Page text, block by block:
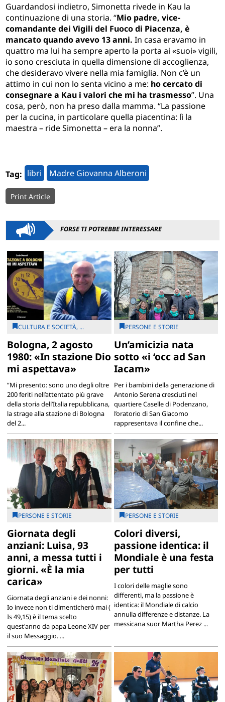
Guardandosi indietro, Simonetta rivede in Kau la
continuazione di una storia. “Mio padre, vice-
comandante dei Vigili del Fuoco di Piacenza, è
mancato quando avevo 13 anni. In casa eravamo in
quattro ma lui ha sempre aperto la porta ai «suoi» vigili,
io sono cresciuta in quella dimensione di accoglienza,
che desideravo vivere nella mia famiglia. Non c’è un
attimo in cui non lo senta vicino a me: ho cercato di
consegnare a Kau i valori che mi ha trasmesso”. Una
cosa, però, non ha preso dalla mamma. “La passione
per la cucina, in particolare quella piacentina: lì la
maestra – ride Simonetta – era la nonna”.
Tag: libri Madre Giovanna Alberoni
Print Article
FORSE TI POTREBBE INTERESSARE
CULTURA E SOCIETÀ, ...
Bologna, 2 agosto
1980: «In stazione Dio
mi aspettava»
“Mi presento: sono uno degli oltre
200 feriti nell’attentato più grave
della storia dell’Italia repubblicana,
la strage alla stazione di Bologna
del 2...
PERSONE E STORIE
Un’amicizia nata
sotto «i ‘occ ad San
Iacam»
Per i bambini della generazione di
Antonio Serena cresciuti nel
quartiere Caselle di Podenzano,
l’oratorio di San Giacomo
rappresentava il confine che...
PERSONE E STORIE
Giornata degli
anziani: Luisa, 93
anni, a messa tutti i
giorni. «È la mia
carica»
Giornata degli anziani e dei nonni:
Io invece non ti dimenticherò mai (
Is 49,15) è il tema scelto
quest'anno da papa Leone XIV per
il suo Messaggio. ...
PERSONE E STORIE
Colori diversi,
passione identica: il
Mondiale è una festa
per tutti
I colori delle maglie sono
differenti, ma la passione è
identica: il Mondiale di calcio
annulla differenze e distanze. La
messicana suor Martha Perez ...